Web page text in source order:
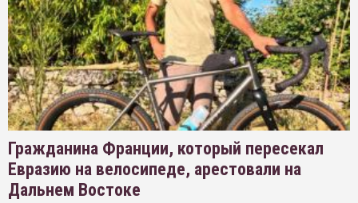
Гражданина Франции, который пересекал
Евразию на велосипеде, арестовали на
Дальнем Востоке